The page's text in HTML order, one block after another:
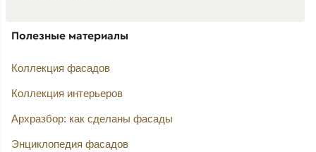
Полезные материалы
Коллекция фасадов
Коллекция интерьеров
Архразбор: как сделаны фасады
Энциклопедия фасадов